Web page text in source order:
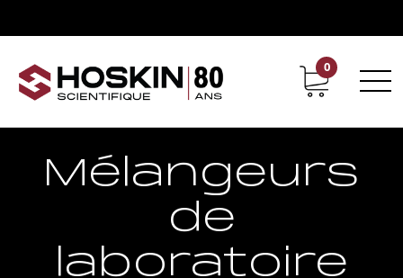
Support Carrières chez Hoskin
0
Mélangeurs
de
laboratoire